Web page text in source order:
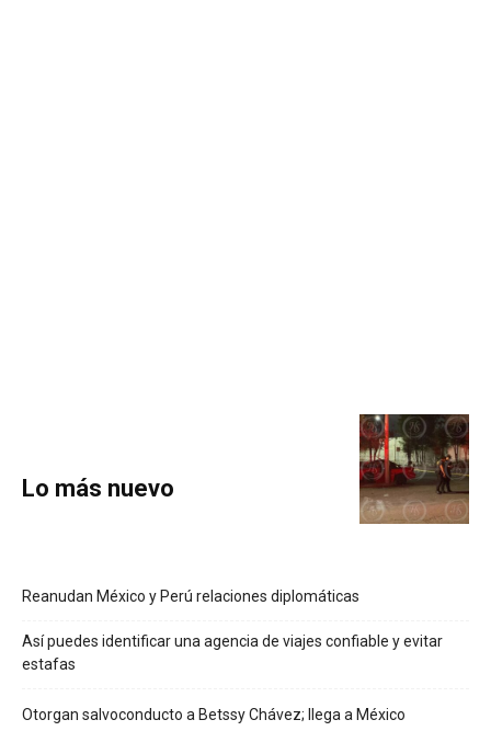
Lo más nuevo
Reanudan México y Perú relaciones diplomáticas
Así puedes identificar una agencia de viajes confiable y evitar
estafas
Otorgan salvoconducto a Betssy Chávez; llega a México